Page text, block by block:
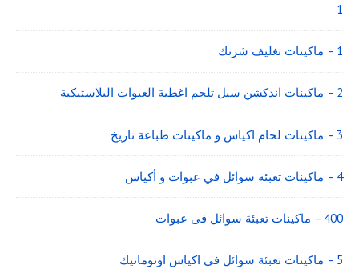
Area
1
1 – ماكينات تغليف شرنك
2 – ماكينات اندكشن سيل تلحم اغطية العبوات البلاستيكية
3 – ماكينات لحام اكياس و ماكينات طباعة تاريخ
4 – ماكينات تعبئة سوائل في عبوات و أكياس
400 – ماكينات تعبئة سوائل فى عبوات
5 – ماكينات تعبئة سوائل في اكياس اوتوماتيك